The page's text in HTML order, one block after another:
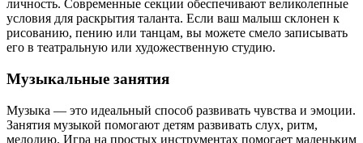
личность. Современные секции обеспечивают великолепные
условия для раскрытия таланта. Если ваш малыш склонен к
рисованию, пению или танцам, вы можете смело записывать
его в театральную или художественную студию.
Музыкальные занятия
Музыка — это идеальный способ развивать чувства и эмоции.
Занятия музыкой помогают детям развивать слух, ритм,
мелодию. Игра на простых инструментах помогает маленьким